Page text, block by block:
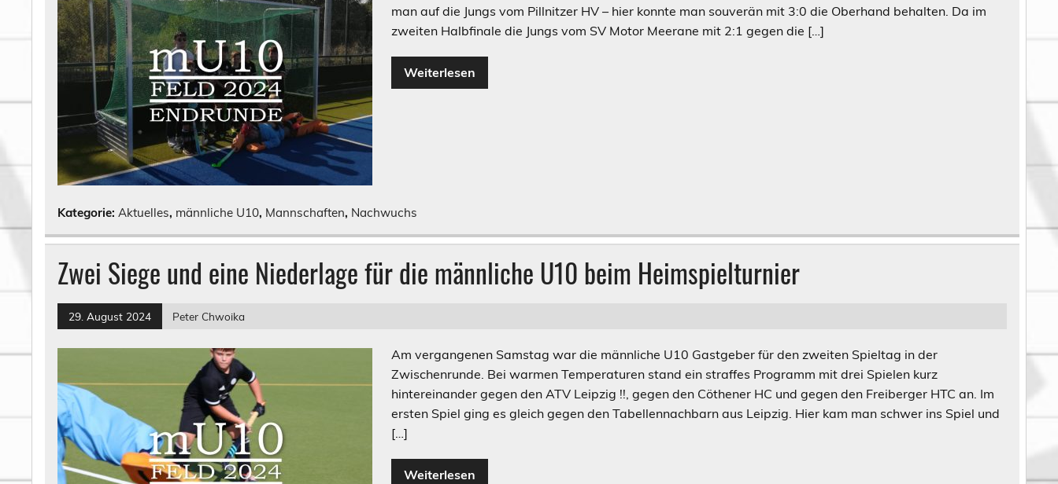
man auf die Jungs vom Pillnitzer HV – hier konnte man souverän mit 3:0 die Oberhand behalten. Da im
zweiten Halbfinale die Jungs vom SV Motor Meerane mit 2:1 gegen die […]
Weiterlesen
Kategorie: Aktuelles, männliche U10, Mannschaften, Nachwuchs
Zwei Siege und eine Niederlage für die männliche U10 beim Heimspielturnier
29. August 2024 Peter Chwoika
Am vergangenen Samstag war die männliche U10 Gastgeber für den zweiten Spieltag in der
Zwischenrunde. Bei warmen Temperaturen stand ein straffes Programm mit drei Spielen kurz
hintereinander gegen den ATV Leipzig !!, gegen den Cöthener HC und gegen den Freiberger HTC an. Im
ersten Spiel ging es gleich gegen den Tabellennachbarn aus Leipzig. Hier kam man schwer ins Spiel und
[…]
Weiterlesen